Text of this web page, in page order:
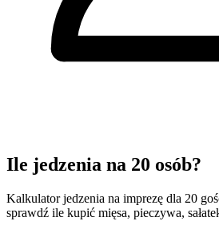
Ile jedzenia na 20 osób?
Kalkulator jedzenia na imprezę dla 20
sprawdź ile kupić mięsa, pieczywa,